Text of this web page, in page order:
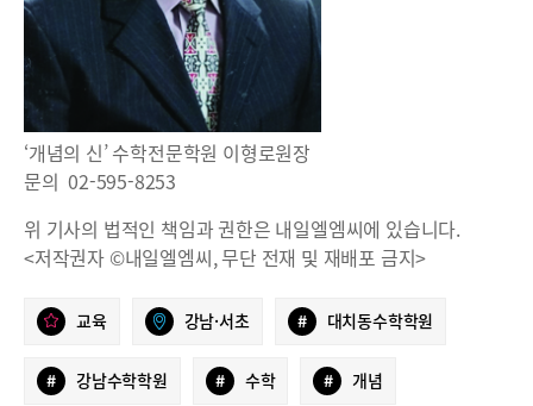
‘개념의 신’ 수학전문학원 이형로원장
문의 02-595-8253
위 기사의 법적인 책임과 권한은 내일엘엠씨에 있습니다.
<저작권자 ©내일엘엠씨, 무단 전재 및 재배포 금지>
교육 강남·서초 # 대치동수학학원
# 강남수학학원 # 수학 # 개념